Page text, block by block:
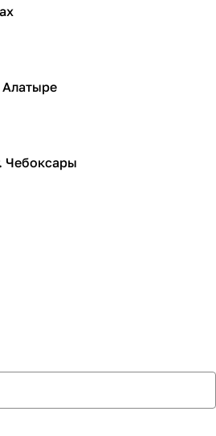
Чебоксары